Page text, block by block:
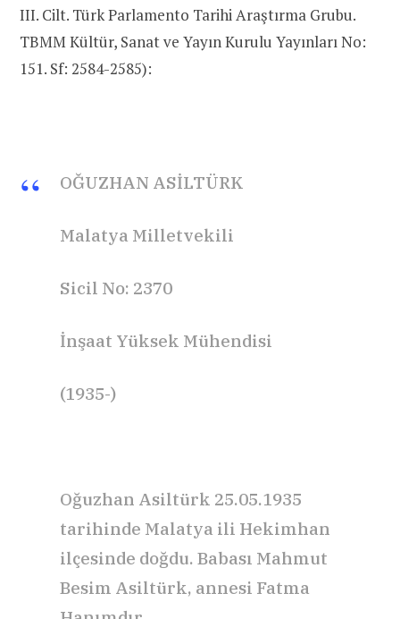
III. Cilt. Türk Parlamento Tarihi Araştırma Grubu.
TBMM Kültür, Sanat ve Yayın Kurulu Yayınları No:
151. Sf: 2584-2585):
OĞUZHAN ASİLTÜRK
Malatya Milletvekili
Sicil No: 2370
İnşaat Yüksek Mühendisi
(1935-)
Oğuzhan Asiltürk 25.05.1935
tarihinde Malatya ili Hekimhan
ilçesinde doğdu. Babası Mahmut
Besim Asiltürk, annesi Fatma